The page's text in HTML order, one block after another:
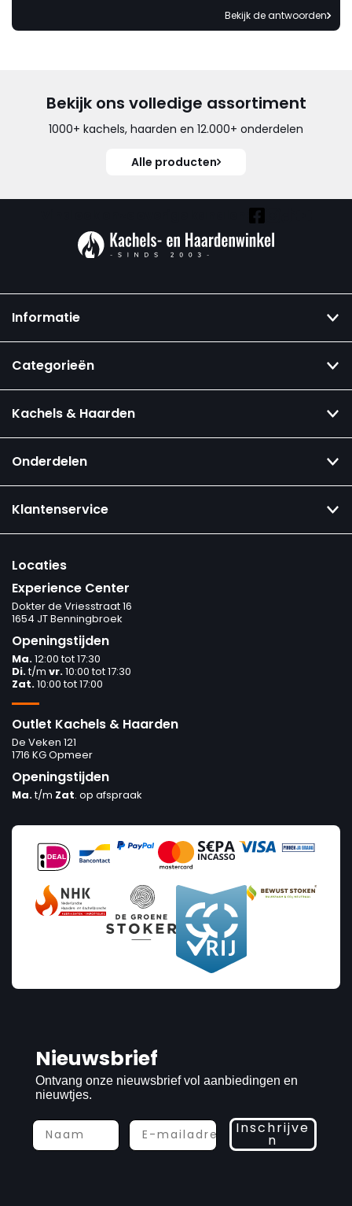
Bekijk de antwoorden
Bekijk ons volledige assortiment
1000+ kachels, haarden en 12.000+ onderdelen
Alle producten
Informatie
Categorieën
Kachels & Haarden
Onderdelen
Klantenservice
Locaties
Experience Center
Dokter de Vriesstraat 16
1654 JT Benningbroek
Openingstijden
Ma.12:00 tot 17:30
Di.t/m vr.10:00 tot 17:30
Zat.10:00 tot 17:00
Outlet Kachels & Haarden
De Veken 121
1716 KG Opmeer
Openingstijden
Ma.t/m Zat. op afspraak
Nieuwsbrief
Ontvang onze nieuwsbrief vol aanbiedingen en
nieuwtjes.
Inschrijve
n